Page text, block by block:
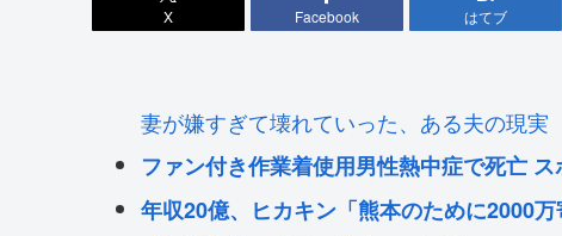
X Facebook はてブ
妻が嫌すぎて壊れていった、ある夫の現実
ファン付き作業着使用男性熱中症で死亡
年収20億、ヒカキン「熊本のために2000万